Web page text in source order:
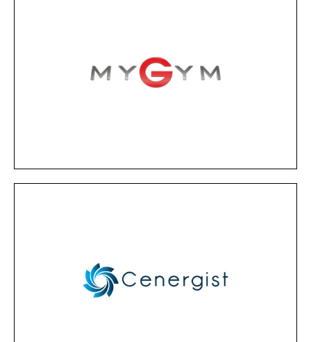
estudio previo de las necesidades y
especificaciones, trabajamos de la mano de
nuestros clientes para lograr las mejores
que permiten obtener una mejor eficiencia
energética y uso del agua. Además, mejoran la
experiencia de los usuarios del hotel al usar las
duchas y grifos del lavabo.